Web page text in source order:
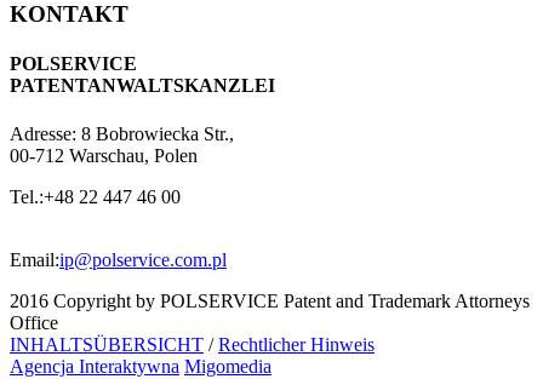
KONTAKT
POLSERVICE
PATENTANWALTSKANZLEI
Adresse: 8 Bobrowiecka Str.,
00-712 Warschau, Polen
Tel.:+48 22 447 46 00
Email:ip@polservice.com.pl
2016 Copyright by POLSERVICE Patent and Trademark Attorneys
Office
INHALTSÜBERSICHT /Rechtlicher Hinweis
Agencja Interaktywna Migomedia